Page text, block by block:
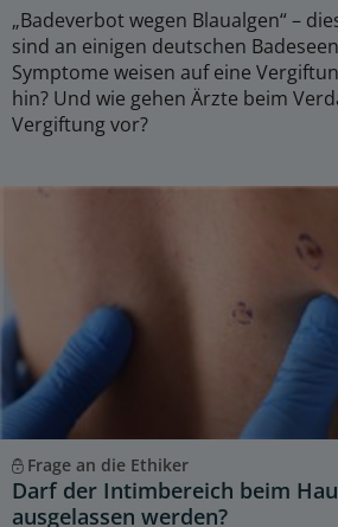
„Badeverbot wegen Blaualgen“ –
sind an einigen deutschen
Symptome weisen auf eine
hin? Und wie gehen Ärzte beim
Vergiftung vor?
Frage an die Ethiker
Darf der Intimbereich beim
ausgelassen werden?